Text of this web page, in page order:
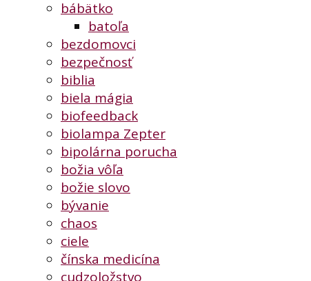
bábätko
batoľa
bezdomovci
bezpečnosť
biblia
biela mágia
biofeedback
biolampa Zepter
bipolárna porucha
božia vôľa
božie slovo
bývanie
chaos
ciele
čínska medicína
cudzoložstvo